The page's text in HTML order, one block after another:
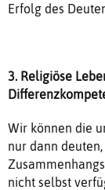
Erfolg des
3. Religiöse
Wir können die
nur dann
nicht selbst